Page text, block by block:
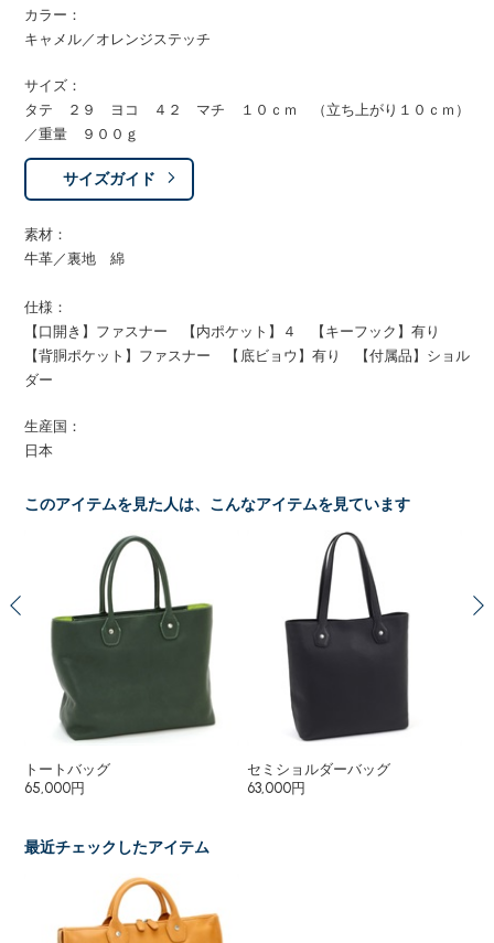
カラー：
キャメル／オレンジステッチ
サイズ：
タテ ２９ ヨコ ４２ マチ １０ｃｍ （立ち上がり１０ｃｍ）
／重量 ９００ｇ
サイズガイド
素材：
牛革／裏地 綿
仕様：
【口開き】ファスナー 【内ポケット】４ 【キーフック】有り
【背胴ポケット】ファスナー 【底ビョウ】有り 【付属品】ショル
ダー
生産国：
日本
このアイテムを見た人は、こんなアイテムを見ています
トートバッグ
65,000円
セミショルダーバッグ
63,000円
最近チェックしたアイテム